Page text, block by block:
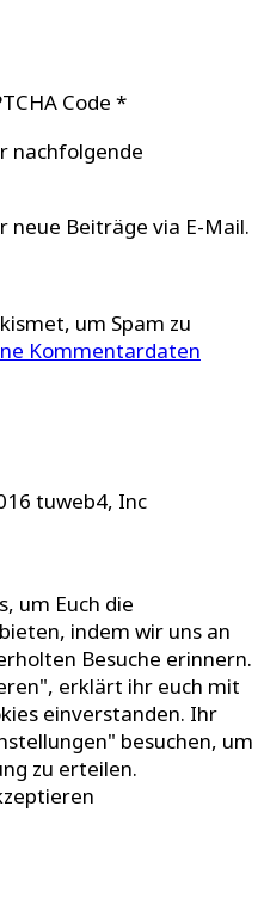
Code *
nachfolgende
neue Beiträge via E-Mail.
um Spam zu
Kommentardaten
tuweb4, Inc
um Euch die
indem wir uns an
Besuche erinnern.
erklärt ihr euch mit
einverstanden. Ihr
besuchen, um
zu erteilen.